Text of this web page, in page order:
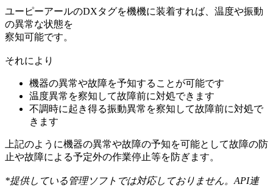
ユーピーアールのDXタグを機機に装着すれば、温度や振動
の異常な状態を
察知可能です。
それにより
機器の異常や故障を予知することが可能です
温度異常を察知して故障前に対処できます
不調時に起き得る振動異常を察知して故障前に対処で
きます
上記のように機器の異常や故障の予知を可能として故障の防
止や故障による予定外の作業停止等を防ぎます。
*提供している管理ソフトでは対応しておりません。API連